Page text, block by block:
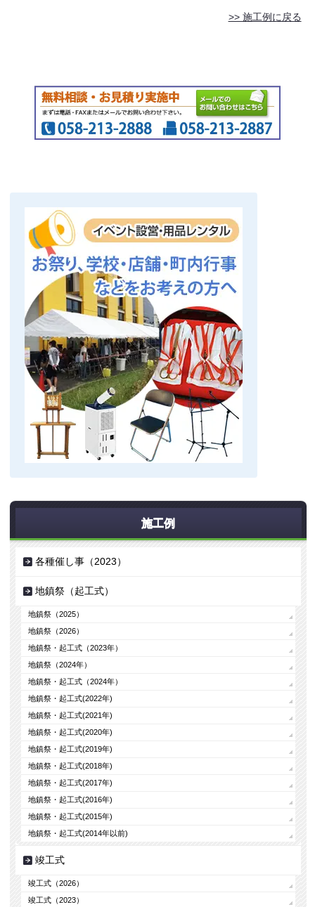
>> 施工例に戻る
施工例
各種催し事（2023）
地鎮祭（起工式）
地鎮祭（2025）
地鎮祭（2026）
地鎮祭・起工式（2023年）
地鎮祭（2024年）
地鎮祭・起工式（2024年）
地鎮祭・起工式(2022年)
地鎮祭・起工式(2021年)
地鎮祭・起工式(2020年)
地鎮祭・起工式(2019年)
地鎮祭・起工式(2018年)
地鎮祭・起工式(2017年)
地鎮祭・起工式(2016年)
地鎮祭・起工式(2015年)
地鎮祭・起工式(2014年以前)
竣工式
竣工式（2026）
竣工式（2023）